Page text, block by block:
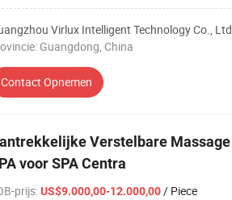
Virlux Intelligent Technology Co.,
Guangdong, China
Contact Opnemen
Verstelbare
voor SPA Centra
prijs:US$9.000,00-12.000,00/ Piece